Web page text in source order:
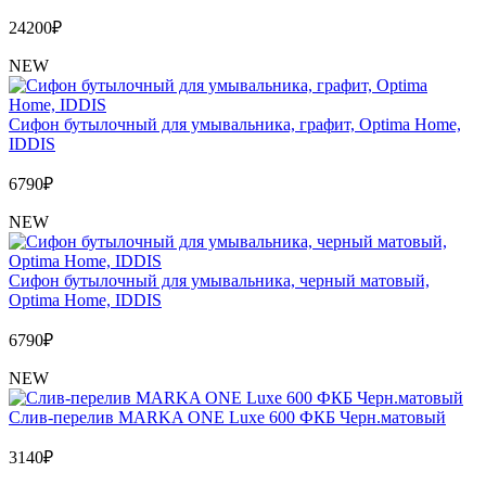
24200₽
NEW
Сифон бутылочный для умывальника, графит, Optima Home,
IDDIS
6790₽
NEW
Сифон бутылочный для умывальника, черный матовый,
Optima Home, IDDIS
6790₽
NEW
Слив-перелив MARKA ONE Luxe 600 ФКБ Черн.матовый
3140₽